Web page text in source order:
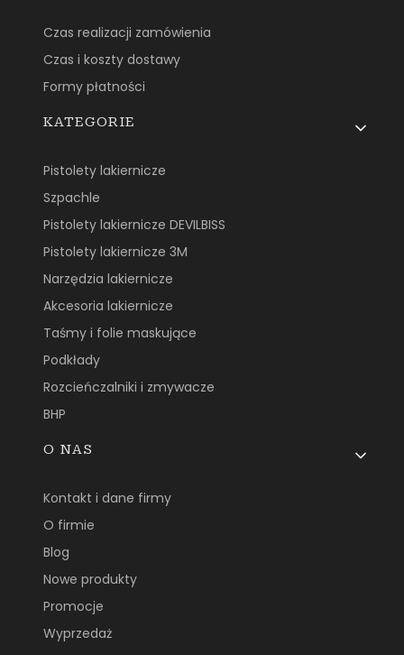
Czas realizacji zamówienia
Czas i koszty dostawy
Formy płatności
KATEGORIE
Pistolety lakiernicze
Szpachle
Pistolety lakiernicze DEVILBISS
Pistolety lakiernicze 3M
Narzędzia lakiernicze
Akcesoria lakiernicze
Taśmy i folie maskujące
Podkłady
Rozcieńczalniki i zmywacze
BHP
O NAS
Kontakt i dane firmy
O firmie
Blog
Nowe produkty
Promocje
Wyprzedaż